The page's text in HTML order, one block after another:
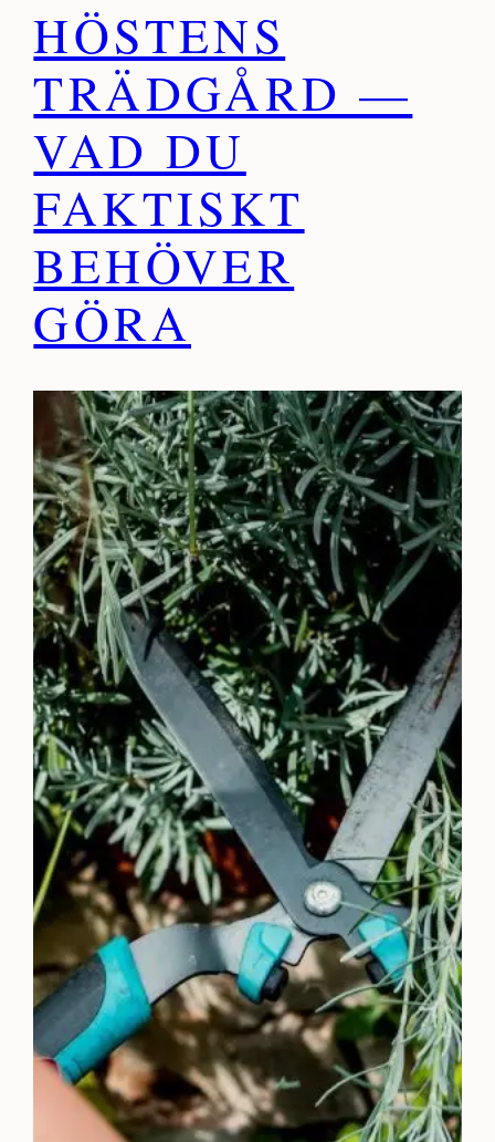
HÖSTENS
TRÄDGÅRD —
VAD DU
FAKTISKT
BEHÖVER
GÖRA